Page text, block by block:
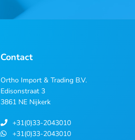
Contact
Ortho Import & Trading B.V.
Edisonstraat 3
3861 NE Nijkerk
+31(0)33-2043010
+31(0)33-2043010